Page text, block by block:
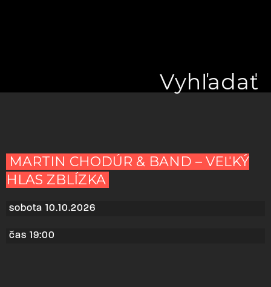
Vyhľadať
MARTIN CHODÚR & BAND – VEĽKÝ
HLAS ZBLÍZKA
sobota 10.10.2026
čas 19:00